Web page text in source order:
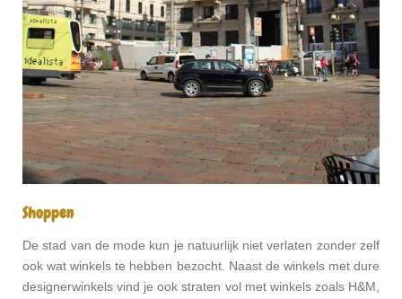
Shoppen
De stad van de mode kun je natuurlijk niet verlaten zonder zelf
ook wat winkels te hebben bezocht. Naast de winkels met dure
designerwinkels vind je ook straten vol met winkels zoals H&M,